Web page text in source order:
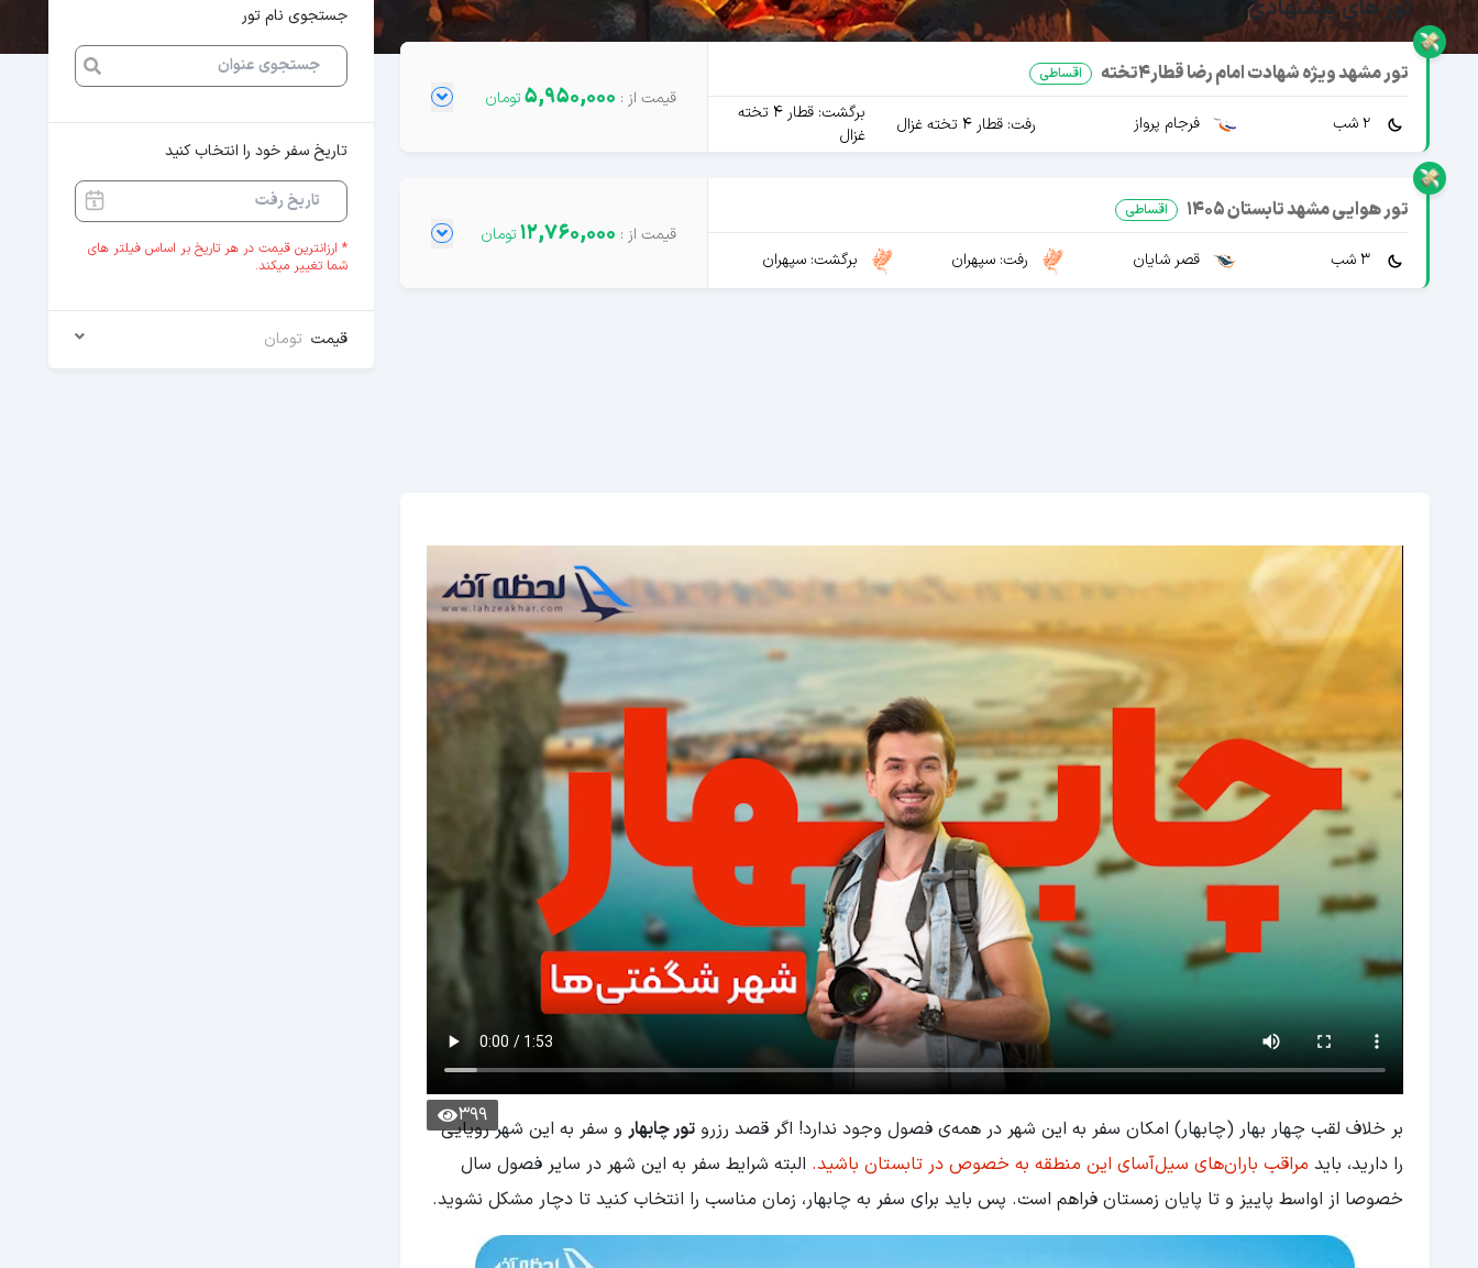
تور های پیشنهادی
تور مشهد ویژه شهادت امام رضا قطار4تخته اقساطی
فرجام پرواز رفت: قطار 4 تخته غزال
برگشت: قطار 4 تخته
غزال
5,950,000
تور هوایی مشهد تابستان 1405 اقساطی
قصر شایان رفت: سپهران برگشت: سپهران
12,760,000
جستجوی نام تور
تاریخ سفر خود را انتخاب کنید
* ارزانترین قیمت در هر تاریخ بر اساس فیلتر های
شما تغییر میکند.
قیمت تومان
399
بر خلاف لقب چهار بهار (چابهار) امکان سفر به این شهر در همه‌ی فصول وجود ندارد! اگر قصد رزرو تور چابهار و سفر به این شهر رویایی
را دارید، باید مراقب باران‌های سیل‌آسای این منطقه به خصوص در تابستان باشید. البته شرایط سفر به این شهر در سایر فصول سال
خصوصا از اواسط پاییز و تا پایان زمستان فراهم است. پس باید برای سفر به چابهار، زمان مناسب را انتخاب کنید تا دچار مشکل نشوید.